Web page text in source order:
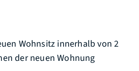
Wohnsitz innerhalb von 2
der neuen Wohnung